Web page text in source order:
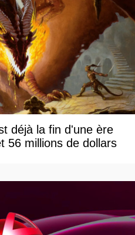
déjà la fin d'une ère
56 millions de dollars